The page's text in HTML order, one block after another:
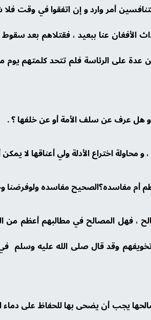
أمر وارد و إن اتفقوا في وقت
الأفغان عنا ببعيد ، فقتلاهم بعد
على الرئاسة فلم تتحد كلمتهم يوم
اختراع الأدلة ولي أعناقها لا
أم مفاسده؟الصحيح مفاسده
، فهل المصالح في مطالبهم أعظم من
وقد قال صلى الله عليه وسلم
ومصالحها يجب أن يضحى بها للحفاظ على